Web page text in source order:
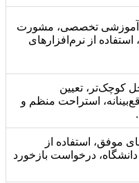
آموزشی تخصصی، مشورت
از نرم‌افزارهای
کوچک‌تر، تعیین
استراحت منظم و
موفق، استفاده از
درخواست بازخورد